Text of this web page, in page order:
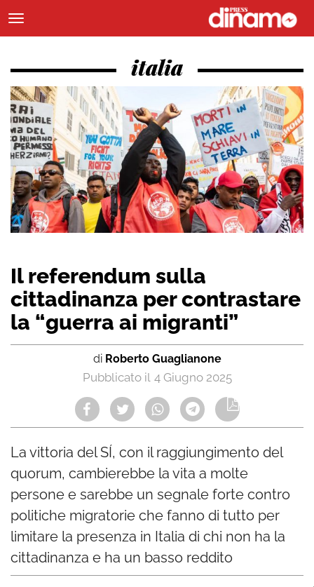
italia
Il referendum sulla
cittadinanza per contrastare
la “guerra ai migranti”
di Roberto Guaglianone
4 Giugno 2025
La vittoria del SÍ, con il raggiungimento del
quorum, cambierebbe la vita a molte
persone e sarebbe un segnale forte contro
politiche migratorie che fanno di tutto per
limitare la presenza in Italia di chi non ha la
cittadinanza e ha un basso reddito